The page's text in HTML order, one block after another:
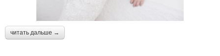
читать дальше →